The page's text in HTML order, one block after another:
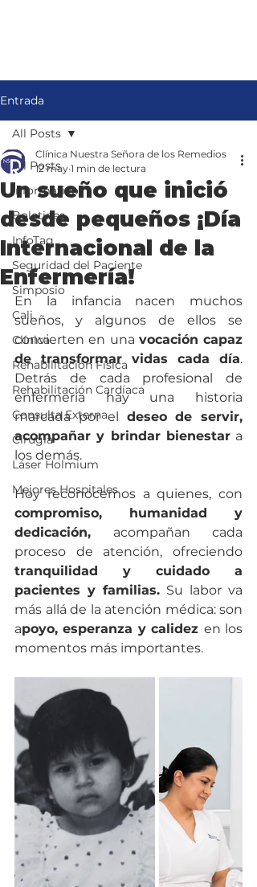
Entrada
All Posts
Informativo
Boletines
InfoTag
Seguridad del Paciente
Simposio
Cali
Clínica
Rehabilitación Física
Rehabilitación Cardíaca
Consulta Externa
Cirugía
Láser Holmium
Mejores Hospitales
All Posts
Un sueño que inició
desde pequeños ¡Día
Internacional de la
Enfermería!
Clínica Nuestra Señora de los Remedios
12 may 1 min de lectura
En la infancia nacen muchos
sueños, y algunos de ellos se
convierten en una vocación capaz
de transformar vidas cada día.
Detrás de cada profesional de
enfermería hay una historia
marcada por el deseo de servir,
acompañar y brindar bienestar a
los demás.
compromiso, humanidad y
dedicación, acompañan cada
tranquilidad y cuidado a
pacientes y familias. Su labor va
más allá de la atención médica: son
apoyo, esperanza y calidez en los
momentos más importantes.